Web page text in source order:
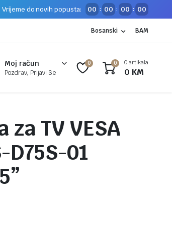
Vrijeme do novih popusta: 00 : 00 : 00 : 00
Bosanski BAM
Moj račun
Pozdrav, Prijavi Se
0 0 0 artikala
0 KM
TV VESA
D75S-01